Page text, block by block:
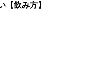
【飲み方】